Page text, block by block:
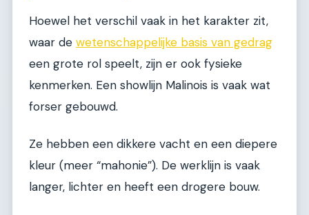
Hoewel het verschil vaak in het karakter zit,
waar de wetenschappelijke basis van gedrag
een grote rol speelt, zijn er ook fysieke
kenmerken. Een showlijn Malinois is vaak wat
forser gebouwd.
Ze hebben een dikkere vacht en een diepere
kleur (meer “mahonie”). De werklijn is vaak
langer, lichter en heeft een drogere bouw.